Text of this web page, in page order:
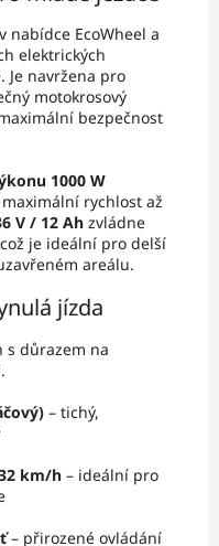
nabídce EcoWheel a
elektrických
Je navržena pro
motokrosový
bezpečnost
1000 W
rychlost až
V / 12 Ah zvládne
je ideální pro delší
areálu.
jízda
s důrazem na
– tichý,
km/h – ideální pro
– přirozené ovládání